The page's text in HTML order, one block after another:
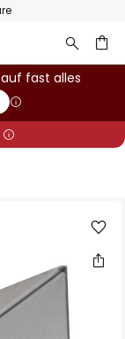
fast alles